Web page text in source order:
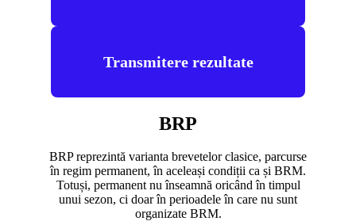
Transmitere rezultate
BRP
BRP reprezintă varianta brevetelor clasice, parcurse
în regim permanent, în aceleași condiții ca și BRM.
Totuși, permanent nu înseamnă oricând în timpul
unui sezon, ci doar în perioadele în care nu sunt
organizate BRM.